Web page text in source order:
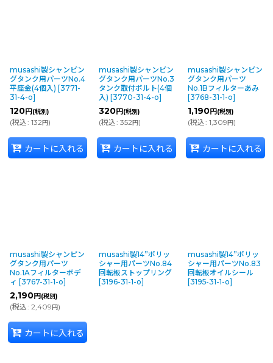
musashi製シャンピン
グタンク用パーツNo.4
平座金(4個入) [3771-
31-4-o]
120円 (税別)
(税込: 132円)
カートに入れる
musashi製シャンピン
グタンク用パーツNo.3
タンク取付ボルト(4個
入) [3770-31-4-o]
320円 (税別)
(税込: 352円)
カートに入れる
musashi製シャンピン
グタンク用パーツ
No.1Bフィルターあみ
[3768-31-1-o]
1,190円 (税別)
(税込: 1,309 円)
カートに入れる
musashi製シャンピン
グタンク用パーツ
No.1Aフィルターボデ
ィ [3767-31-1-o]
2,190円 (税別)
(税込: 2,409 円)
カートに入れる
musashi製14”ポリッ
シャー用パーツNo.84
回転板ストップリング
[3196-31-1-o]
musashi製14”ポリッ
シャー用パーツNo.83
回転板オイルシール
[3195-31-1-o]